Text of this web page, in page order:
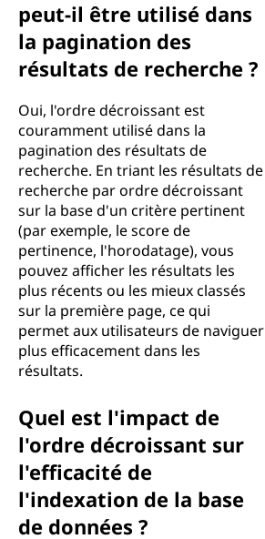
peut-il être utilisé dans
la pagination des
résultats de recherche ?
Oui, l'ordre décroissant est
couramment utilisé dans la
pagination des résultats de
recherche. En triant les résultats de
recherche par ordre décroissant
sur la base d'un critère pertinent
(par exemple, le score de
pertinence, l'horodatage), vous
pouvez afficher les résultats les
plus récents ou les mieux classés
sur la première page, ce qui
permet aux utilisateurs de naviguer
plus efficacement dans les
résultats.
Quel est l'impact de
l'ordre décroissant sur
l'efficacité de
l'indexation de la base
de données ?